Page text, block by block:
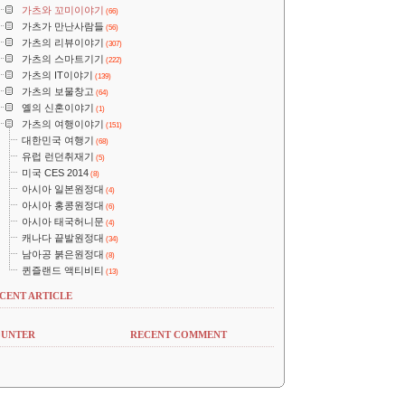
가츠와 꼬미이야기 (66)
가츠가 만난사람들 (56)
가츠의 리뷰이야기 (307)
가츠의 스마트기기 (222)
가츠의 IT이야기 (139)
가츠의 보물창고 (64)
옐의 신혼이야기 (1)
가츠의 여행이야기 (151)
대한민국 여행기 (68)
유럽 런던취재기 (5)
미국 CES 2014 (8)
아시아 일본원정대 (4)
아시아 홍콩원정대 (6)
아시아 태국허니문 (4)
캐나다 끝발원정대 (34)
남아공 붉은원정대 (8)
퀸즐랜드 액티비티 (13)
ARTICLE
RECENT COMMENT